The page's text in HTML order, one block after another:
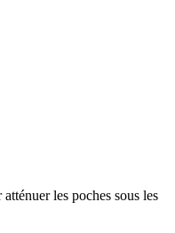
les poches sous les